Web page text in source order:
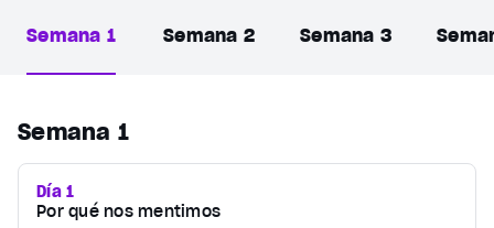
Semana 1 Semana 2 Semana 3
Semana 1
Día 1
Por qué nos mentimos